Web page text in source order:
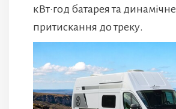
кВт·год батарея та динамічне
притискання до треку.